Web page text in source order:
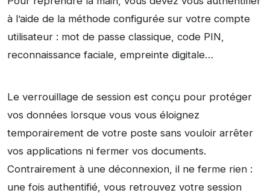
à l’aide de la méthode configurée sur votre compte
utilisateur : mot de passe classique, code PIN,
reconnaissance faciale, empreinte digitale…
Le verrouillage de session est conçu pour protéger
vos données lorsque vous vous éloignez
temporairement de votre poste sans vouloir arrêter
vos applications ni fermer vos documents.
Contrairement à une déconnexion, il ne ferme rien :
une fois authentifié, vous retrouvez votre session